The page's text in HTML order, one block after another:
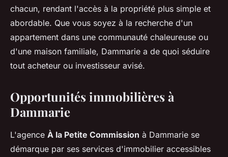
chacun, rendant l'accès à la propriété plus simple et
abordable. Que vous soyez à la recherche d'un
appartement dans une communauté chaleureuse ou
d'une maison familiale, Dammarie a de quoi séduire
tout acheteur ou investisseur avisé.
Opportunités immobilières à
Dammarie
L'agence À la Petite Commission à Dammarie se
démarque par ses services d'immobilier accessibles